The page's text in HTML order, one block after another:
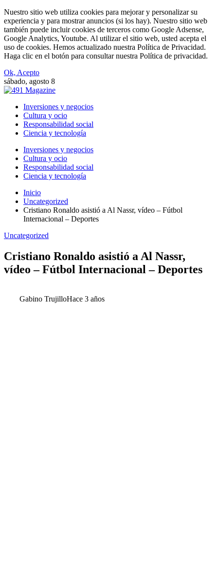
Nuestro sitio web utiliza cookies para mejorar y personalizar su
experiencia y para mostrar anuncios (si los hay). Nuestro sitio web
también puede incluir cookies de terceros como Google Adsense,
Google Analytics, Youtube. Al utilizar el sitio web, usted acepta el
uso de cookies. Hemos actualizado nuestra Política de Privacidad.
Haga clic en el botón para consultar nuestra Política de privacidad.
Ok, Acepto
sábado, agosto 8
Inversiones y negocios
Cultura y ocio
Responsabilidad social
Ciencia y tecnología
Inversiones y negocios
Cultura y ocio
Responsabilidad social
Ciencia y tecnología
Inicio
Uncategorized
Cristiano Ronaldo asistió a Al Nassr, vídeo – Fútbol
Internacional – Deportes
Uncategorized
Cristiano Ronaldo asistió a Al Nassr,
vídeo – Fútbol Internacional – Deportes
Gabino TrujilloHace 3 años